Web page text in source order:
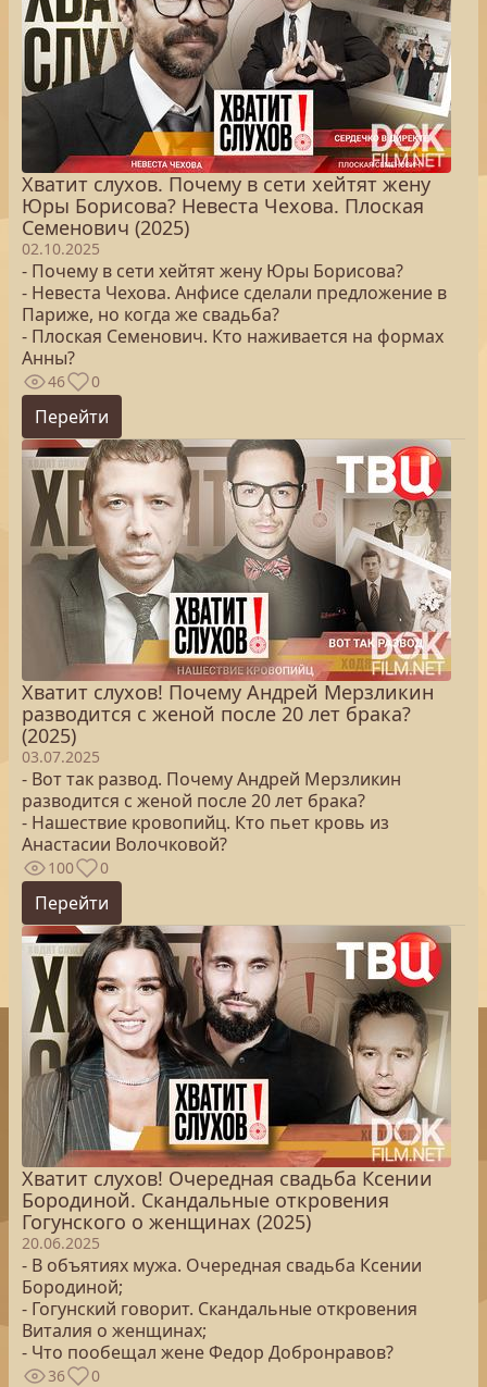
Хватит слухов. Почему в сети хейтят жену
Юры Борисова? Невеста Чехова. Плоская
Семенович (2025)
02.10.2025
- Почему в сети хейтят жену Юры Борисова?
- Невеста Чехова. Анфисе сделали предложение в
Париже, но когда же свадьба?
- Плоская Семенович. Кто наживается на формах
Анны?
46 0
Перейти
Хватит слухов! Почему Андрей Мерзликин
разводится с женой после 20 лет брака?
(2025)
03.07.2025
- Вот так развод. Почему Андрей Мерзликин
разводится с женой после 20 лет брака?
- Нашествие кровопийц. Кто пьет кровь из
Анастасии Волочковой?
100 0
Перейти
Хватит слухов! Очередная свадьба Ксении
Бородиной. Скандальные откровения
Гогунского о женщинах (2025)
20.06.2025
- В объятиях мужа. Очередная свадьба Ксении
Бородиной;
- Гогунский говорит. Скандальные откровения
Виталия о женщинах;
- Что пообещал жене Федор Добронравов?
36 0